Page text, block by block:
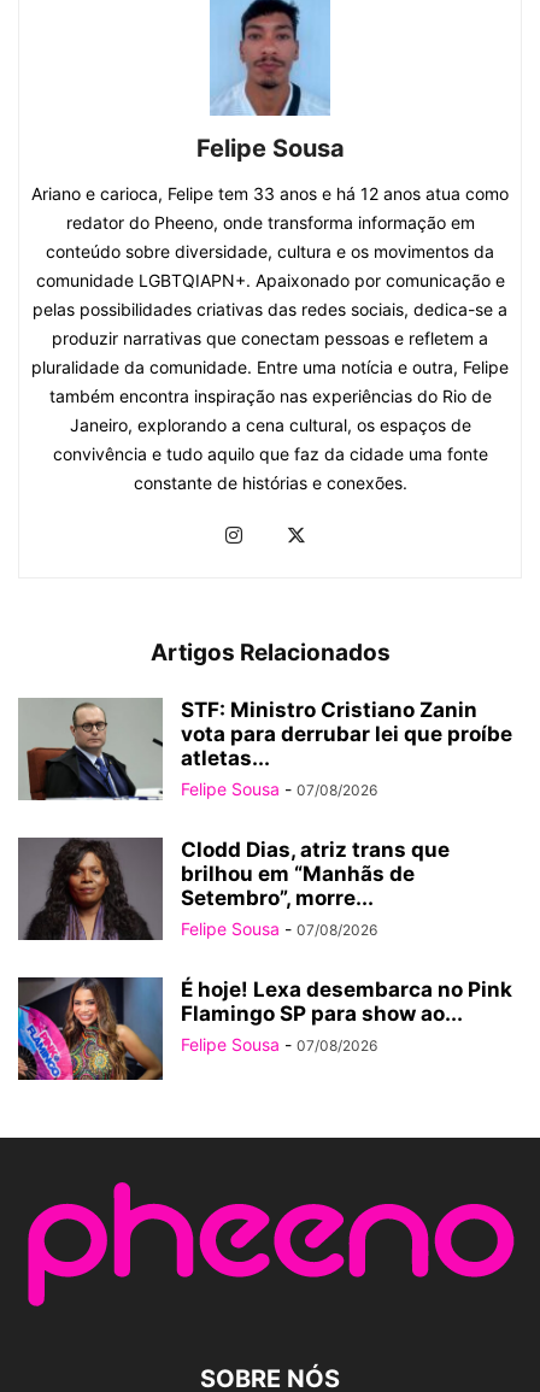
Felipe Sousa
Ariano e carioca, Felipe tem 33 anos e há 12 anos atua como
redator do Pheeno, onde transforma informação em
conteúdo sobre diversidade, cultura e os movimentos da
comunidade LGBTQIAPN+. Apaixonado por comunicação e
pelas possibilidades criativas das redes sociais, dedica-se a
produzir narrativas que conectam pessoas e refletem a
pluralidade da comunidade. Entre uma notícia e outra, Felipe
também encontra inspiração nas experiências do Rio de
Janeiro, explorando a cena cultural, os espaços de
convivência e tudo aquilo que faz da cidade uma fonte
constante de histórias e conexões.
Artigos Relacionados
STF: Ministro Cristiano Zanin
vota para derrubar lei que proíbe
atletas...
Felipe Sousa - 07/08/2026
Clodd Dias, atriz trans que
brilhou em “Manhãs de
Setembro”, morre...
Felipe Sousa - 07/08/2026
É hoje! Lexa desembarca no Pink
Flamingo SP para show ao...
Felipe Sousa - 07/08/2026
SOBRE NÓS